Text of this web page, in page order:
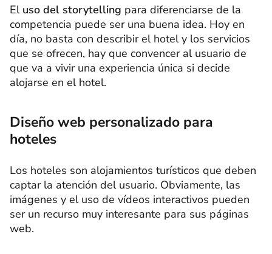
El uso del storytelling para diferenciarse de la
competencia puede ser una buena idea. Hoy en
día, no basta con describir el hotel y los servicios
que se ofrecen, hay que convencer al usuario de
que va a vivir una experiencia única si decide
alojarse en el hotel.
Diseño web personalizado para
hoteles
Los hoteles son alojamientos turísticos que deben
captar la atención del usuario. Obviamente, las
imágenes y el uso de vídeos interactivos pueden
ser un recurso muy interesante para sus páginas
web.